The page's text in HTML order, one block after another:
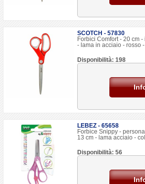
SCOTCH - 57830
Forbici Comfort - 20 cm
- lama in acciaio - rosso
Disponibilità: 198
LEBEZ - 65658
Forbice Snippy -
13 cm - lama acciaio -
Disponibilità: 56